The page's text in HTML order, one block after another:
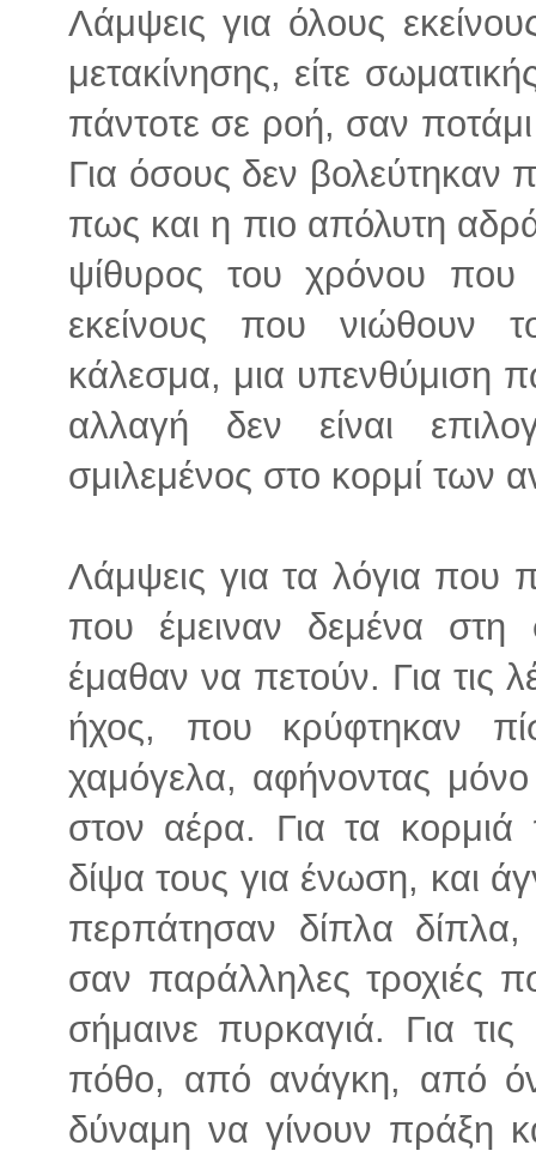
Λάμψεις για όλους
μετακίνησης, είτε
πάντοτε σε ροή, σαν ποτάμι
Για όσους δεν βολεύτηκαν
πως και η πιο απόλυτη
ψίθυρος του χρόνου που
εκείνους που
κάλεσμα, μια υπενθύμιση
αλλαγή δεν είναι
σμιλεμένος στο κορμί των
Λάμψεις για τα λόγια που
που έμειναν δεμένα
έμαθαν να πετούν. Για τις
ήχος, που κρύφτηκαν
χαμόγελα, αφήνοντας
στον αέρα. Για τα
δίψα τους για ένωση, και
περπάτησαν δίπλα
σαν παράλληλες τροχιές
σήμαινε πυρκαγιά. Για
πόθο, από ανάγκη, από
δύναμη να γίνουν πράξη